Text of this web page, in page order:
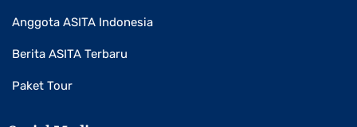
Anggota ASITA Indonesia
Berita ASITA Terbaru
Paket Tour